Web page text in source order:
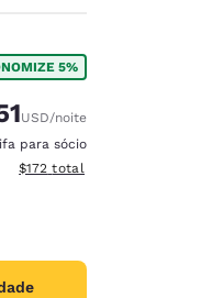
5%
“tachada”:
com desconto:
USD/noite
para sócio
Exibir detalhes do total
$172 total